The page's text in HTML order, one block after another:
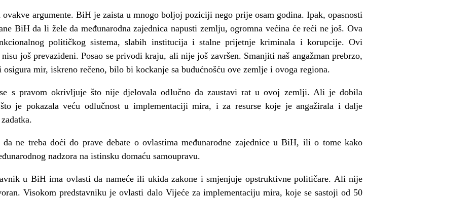
argumente. BiH je zaista u mnogo boljoj poziciji nego prije osam godina. Ipak, opasnosti
BiH da li žele da međunarodna zajednica napusti zemlju, ogromna većina će reći ne još. Ova
političkog sistema, slabih institucija i stalne prijetnje kriminala i korupcije. Ovi
još prevaziđeni. Posao se privodi kraju, ali nije još završen. Smanjiti naš angažman prebrzo,
osigura mir, iskreno rečeno, bilo bi kockanje sa budućnošću ove zemlje i ovoga regiona.
se s pravom okrivljuje što nije djelovala odlučno da zaustavi rat u ovoj zemlji. Ali je dobila
je pokazala veću odlučnost u implementaciji mira, i za resurse koje je angažirala i dalje
ne treba doći do prave debate o ovlastima međunarodne zajednice u BiH, ili o tome kako
nadzora na istinsku domaću samoupravu.
u BiH ima ovlasti da nameće ili ukida zakone i smjenjuje opstruktivne političare. Ali nije
Visokom predstavniku je ovlasti dalo Vijeće za implementaciju mira, koje se sastoji od 50